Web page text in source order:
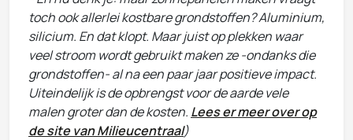
toch ook allerlei kostbare grondstoffen? Aluminium,
silicium. En dat klopt. Maar juist op plekken waar
veel stroom wordt gebruikt maken ze -ondanks die
grondstoffen- al na een paar jaar positieve impact.
Uiteindelijk is de opbrengst voor de aarde vele
malen groter dan de kosten. Lees er meer over op
de site van Milieucentraal)